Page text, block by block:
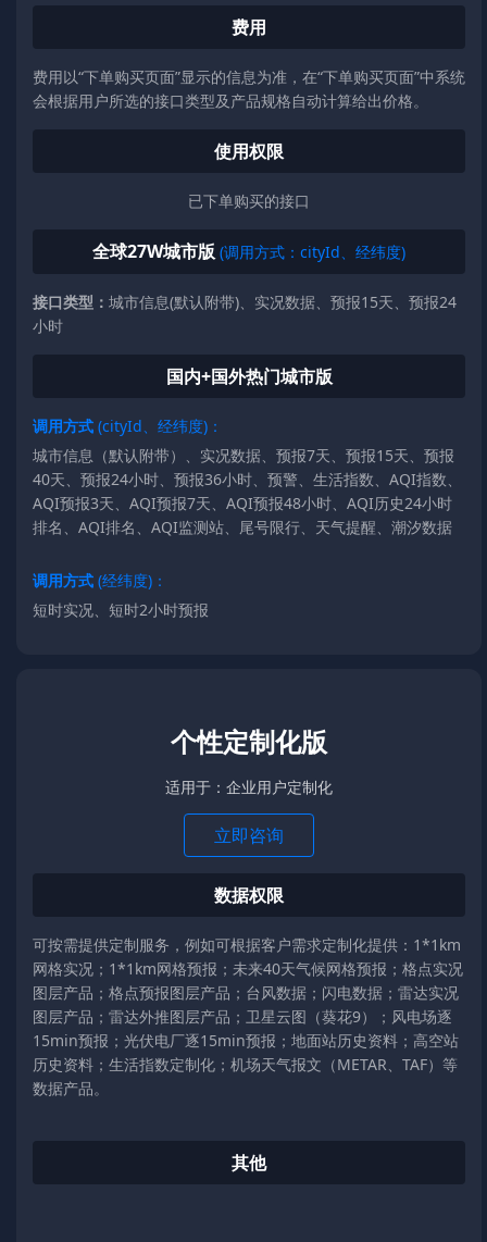
费用
费用以“下单购买页面”显示的信息为准，在“下单购买页面”中系统
会根据用户所选的接口类型及产品规格自动计算给出价格。
使用权限
已下单购买的接口
全球27W城市版 (调用方式：cityId、经纬度)
接口类型： 城市信息(默认附带)、实况数据、预报15天、预报24
小时
国内+国外热门城市版
调用方式 (cityId、经纬度)：
城市信息（默认附带）、实况数据、预报7天、预报15天、预报
40天、预报24小时、预报36小时、预警、生活指数、AQI指数、
AQI预报3天、AQI预报7天、AQI预报48小时、AQI历史24小时
排名、AQI排名、AQI监测站、尾号限行、天气提醒、潮汐数据
调用方式 (经纬度)：
短时实况、短时2小时预报
个性定制化版
适用于：企业用户定制化
立即咨询
数据权限
可按需提供定制服务，例如可根据客户需求定制化提供：1*1km
网格实况；1*1km网格预报；未来40天气候网格预报；格点实况
图层产品；格点预报图层产品；台风数据；闪电数据；雷达实况
图层产品；雷达外推图层产品；卫星云图（葵花9）；风电场逐
15min预报；光伏电厂逐15min预报；地面站历史资料；高空站
历史资料；生活指数定制化；机场天气报文（METAR、TAF）等
数据产品。
其他